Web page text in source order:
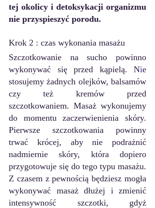
tej okolicy i detoksykacji organizmu
nie przyspieszyć porodu.
Krok 2 : czas wykonania masażu
Szczotkowanie na sucho powinno
wykonywać się przed kąpielą. Nie
stosujemy żadnych olejków, balsamów
czy też kremów przed
szczotkowaniem. Masaż wykonujemy
do momentu zaczerwienienia skóry.
Pierwsze szczotkowania powinny
trwać krócej, aby nie podrażnić
nadmiernie skóry, która dopiero
przygotowuje się do tego typu masażu.
Z czasem z pewnością będziesz mogła
wykonywać masaż dłużej i zmienić
intensywność szczotki, gdyż